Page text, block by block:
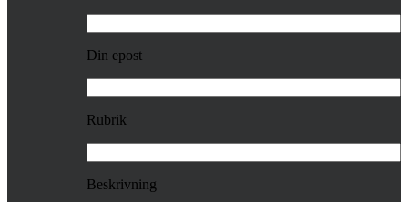
Din epost
Rubrik
Beskrivning